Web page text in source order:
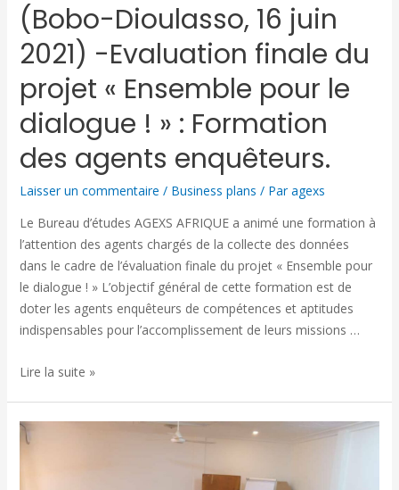
(Bobo-Dioulasso, 16 juin
2021) -Evaluation finale du
projet « Ensemble pour le
dialogue ! » : Formation
des agents enquêteurs.
Laisser un commentaire / Business plans / Paragexs
Le Bureau d’études AGEXS AFRIQUE a animé une formation à
l’attention des agents chargés de la collecte des données
dans le cadre de l’évaluation finale du projet « Ensemble pour
le dialogue ! » L’objectif général de cette formation est de
doter les agents enquêteurs de compétences et aptitudes
indispensables pour l’accomplissement de leurs missions …
Lire la suite »